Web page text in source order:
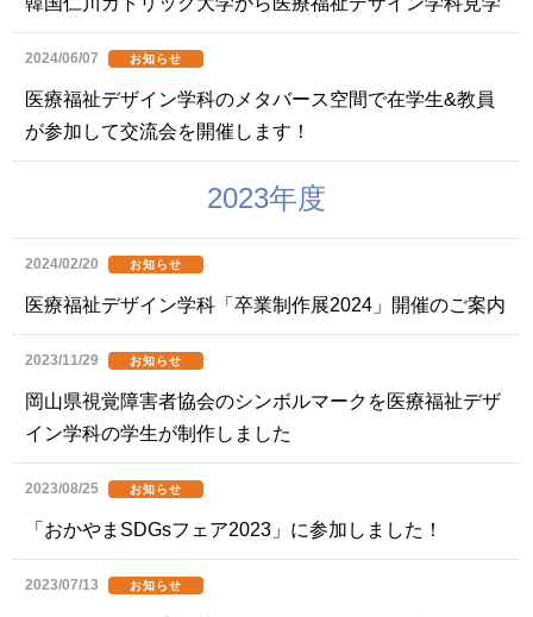
2024/06/07 お知らせ
医療福祉デザイン学科のメタバース空間で在学生&教員
が参加して交流会を開催します！
2023年度
2024/02/20 お知らせ
医療福祉デザイン学科「卒業制作展2024」開催のご案内
2023/11/29 お知らせ
岡山県視覚障害者協会のシンボルマークを医療福祉デザ
イン学科の学生が制作しました
2023/08/25 お知らせ
「おかやまSDGsフェア2023」に参加しました！
2023/07/13 お知らせ